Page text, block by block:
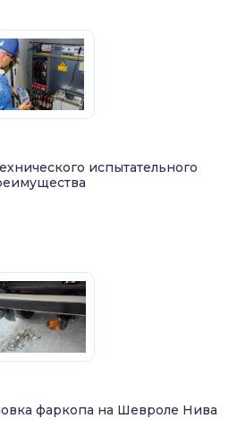
испытательного
фаркопа на Шевроле Нива